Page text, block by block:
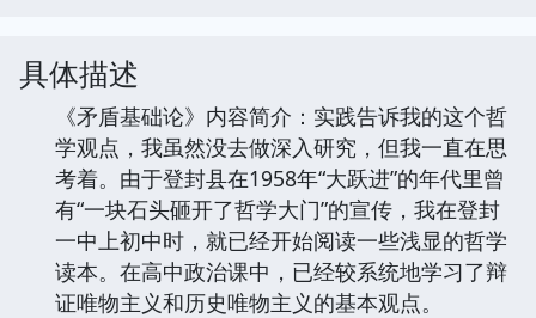
具体描述
《矛盾基础论》内容简介：实践告诉我的这个哲
学观点，我虽然没去做深入研究，但我一直在思
考着。由于登封县在1958年“大跃进”的年代里曾
有“一块石头砸开了哲学大门”的宣传，我在登封
一中上初中时，就已经开始阅读一些浅显的哲学
读本。在高中政治课中，已经较系统地学习了辩
证唯物主义和历史唯物主义的基本观点。